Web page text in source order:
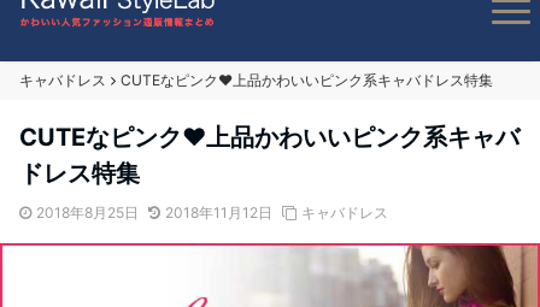
キャバドレス CUTEなピンク❤上品かわいいピンク系キャバドレス特集
CUTEなピンク❤上品かわいいピンク系キャバ
ドレス特集
2018年8月25日 2018年11月12日 キャバドレス